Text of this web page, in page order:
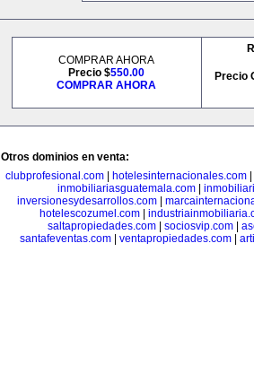
COMPRAR AHORA
Precio $550.00
COMPRAR AHORA
Precio
Otros dominios en venta:
clubprofesional.com
hotelesinternacionales.com
inmobiliariasguatemala.com
inversionesydesarrollos.com|
hotelescozumel.com
saltapropiedades.com| sociosvip.com|
santafeventas.com| ventapropiedades.com|